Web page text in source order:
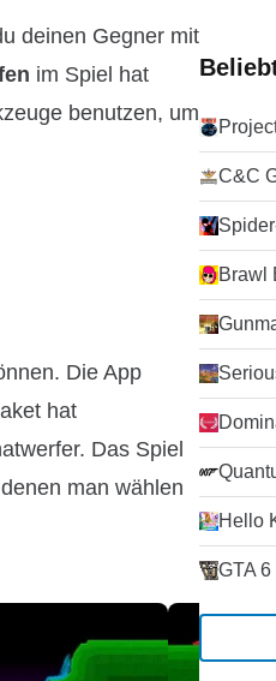
deinen Gegner mit
im Spiel hat
benutzen, um
Die App
hat
Das Spiel
man wählen
C&C
Brawl
Hello
GTA 6